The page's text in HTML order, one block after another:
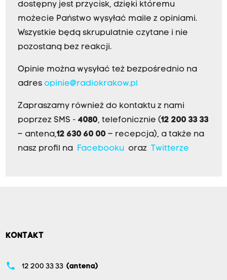
dostępny jest przycisk, dzięki któremu
możecie Państwo wysyłać maile z opiniami.
Wszystkie będą skrupulatnie czytane i nie
pozostaną bez reakcji.
Opinie można wysyłać też bezpośrednio na
adres opinie@radiokrakow.pl
Zapraszamy również do kontaktu z nami
poprzez SMS - 4080, telefonicznie (12 200 33 33
– antena,12 630 60 00 – recepcja), a także na
nasz profil na Facebookuoraz Twitterze
KONTAKT
phone 12 200 33 33 (antena)